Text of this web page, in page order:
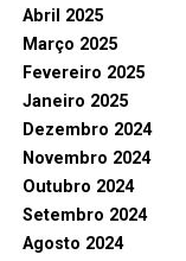
Abril 2025
Março 2025
Fevereiro 2025
Janeiro 2025
Dezembro 2024
Novembro 2024
Outubro 2024
Setembro 2024
Agosto 2024